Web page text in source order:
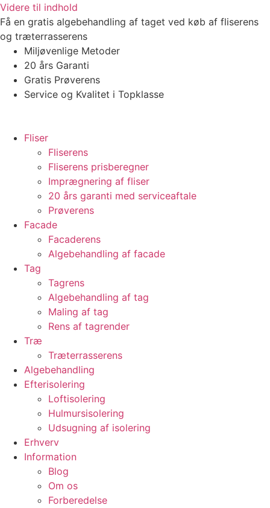
Videre til indhold
Få en gratis algebehandling af taget ved køb af fliserens
og træterrasserens
Miljøvenlige Metoder
20 års Garanti
Gratis Prøverens
Service og Kvalitet i Topklasse
Fliser
Fliserens
Fliserens prisberegner
Imprægnering af fliser
20 års garanti med serviceaftale
Prøverens
Facade
Facaderens
Algebehandling af facade
Tag
Tagrens
Algebehandling af tag
Maling af tag
Rens af tagrender
Træ
Træterrasserens
Algebehandling
Efterisolering
Loftisolering
Hulmursisolering
Udsugning af isolering
Erhverv
Information
Blog
Om os
Forberedelse